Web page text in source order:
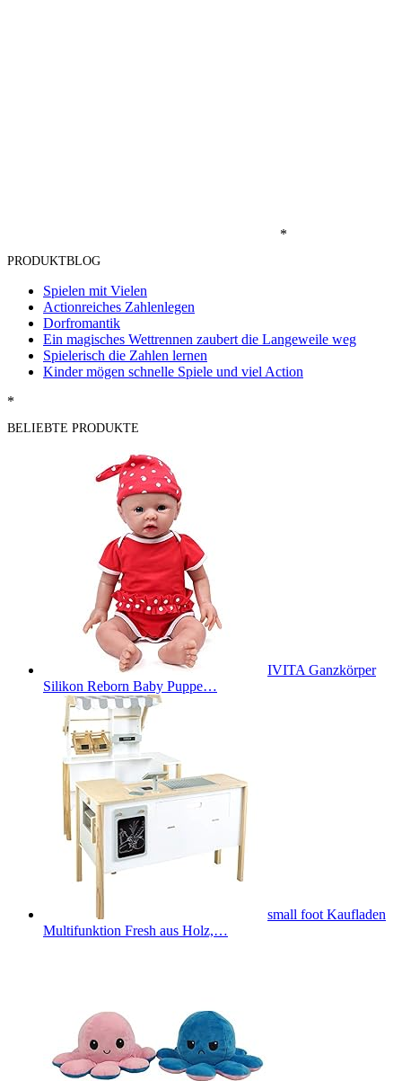
*
PRODUKTBLOG
Spielen mit Vielen
Actionreiches Zahlenlegen
Dorfromantik
Ein magisches Wettrennen zaubert die Langeweile weg
Spielerisch die Zahlen lernen
Kinder mögen schnelle Spiele und viel Action
*
BELIEBTE PRODUKTE
IVITA Ganzkörper
Silikon Reborn Baby Puppe…
small foot Kaufladen
Multifunktion Fresh aus Holz,…